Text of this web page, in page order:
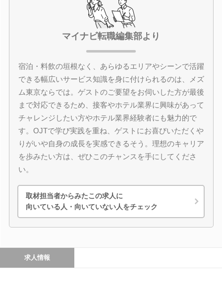
マイナビ転職編集部より
宿泊・料飲の垣根なく、あらゆるエリアやシーンで活躍
できる幅広いサービス知識を身に付けられるのは、メズ
ム東京ならでは。ゲストのご要望をお伺いした方が最後
まで対応できるため、接客やホテル業界に興味があって
チャレンジしたい方やホテル業界経験者にも魅力的で
す。OJTで学び実践を重ね、ゲストにお喜びいただくや
りがいや自身の成長を実感できるそう。理想のキャリア
を歩みたい方は、ぜひこのチャンスを手にしてくださ
い。
取材担当者からみたこの求人に
向いている人・向いていない人をチェック
求人情報